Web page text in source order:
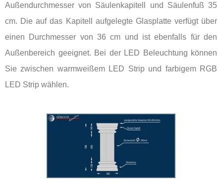
Außendurchmesser von Säulenkapitell und Säulenfuß 35
cm. Die auf das Kapitell aufgelegte Glasplatte verfügt über
einen Durchmesser von 36 cm und ist ebenfalls für den
Außenbereich geeignet. Bei der LED Beleuchtung können
Sie zwischen warmweißem LED Strip und farbigem RGB
LED Strip wählen.